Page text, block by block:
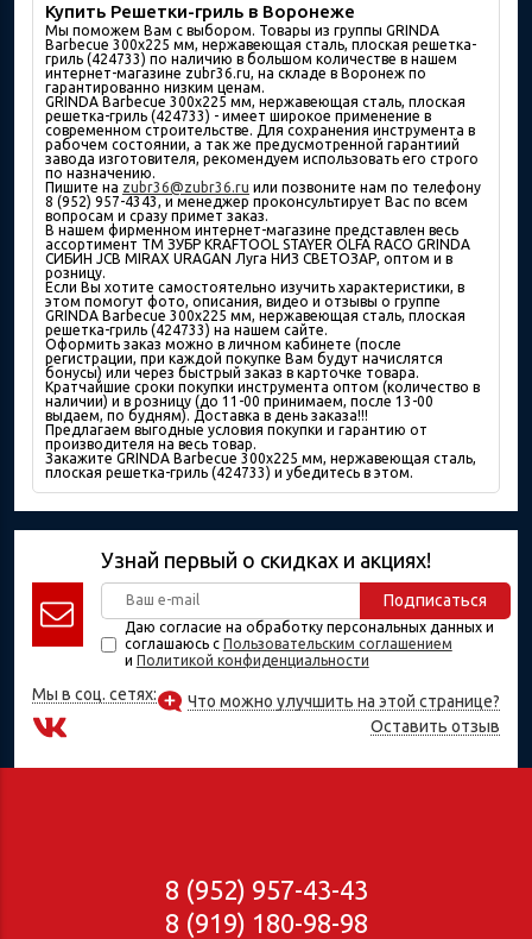
Купить Решетки-гриль в Воронеже
Мы поможем Вам с выбором. Товары из группы GRINDA
Barbecue 300х225 мм, нержавеющая сталь, плоская решетка-
гриль (424733) по наличию в большом количествe в нашем
интернет-магазине zubr36.ru, на складе в Воронеж по
гарантированно низким ценам.
GRINDA Barbecue 300х225 мм, нержавеющая сталь, плоская
решетка-гриль (424733) - имеет широкое применение в
современном строительстве. Для сохранения инструмента в
рабочем состоянии, а так же предусмотренной гарантиий
завода изготовителя, рекомендуем использовать его строго
по назначению.
Пишите на zubr36@zubr36.ru или позвоните нам по телефону
8 (952) 957-4343, и менеджер проконсультирует Вас по всем
вопросам и сразу примет заказ.
В нашем фирменном интернет-магазине представлен весь
ассортимент ТМ ЗУБР KRAFTOOL STAYER OLFA RACO GRINDA
СИБИН JCB MIRAX URAGAN Луга НИЗ СВЕТОЗАР, оптом и в
розницу.
Если Вы хотите самостоятельно изучить характеристики, в
этом помогут фото, описания, видео и отзывы о группе
GRINDA Barbecue 300х225 мм, нержавеющая сталь, плоская
решетка-гриль (424733) на нашем сайте.
Оформить заказ можно в личном кабинете (после
регистрации, при каждой покупке Вам будут начислятся
бонусы) или через быстрый заказ в карточке товара.
Кратчайшие сроки покупки инструмента оптом (количество в
наличии) и в розницу (до 11-00 принимаем, после 13-00
выдаем, по будням). Доставка в день заказа!!!
Предлагаем выгодные условия покупки и гарантию от
производителя на весь товар.
Закажите GRINDA Barbecue 300х225 мм, нержавеющая сталь,
плоская решетка-гриль (424733) и убедитесь в этом.
Узнай первый о скидках и акциях!
Подписаться
Даю согласие на обработку персональных данных и
соглашаюсь с Пользовательским соглашением
и Политикой конфиденциальности
Мы в соц. сетях:
Что можно улучшить на этой странице?
Оставить отзыв
8 (952) 957-43-43
8 (919) 180-98-98